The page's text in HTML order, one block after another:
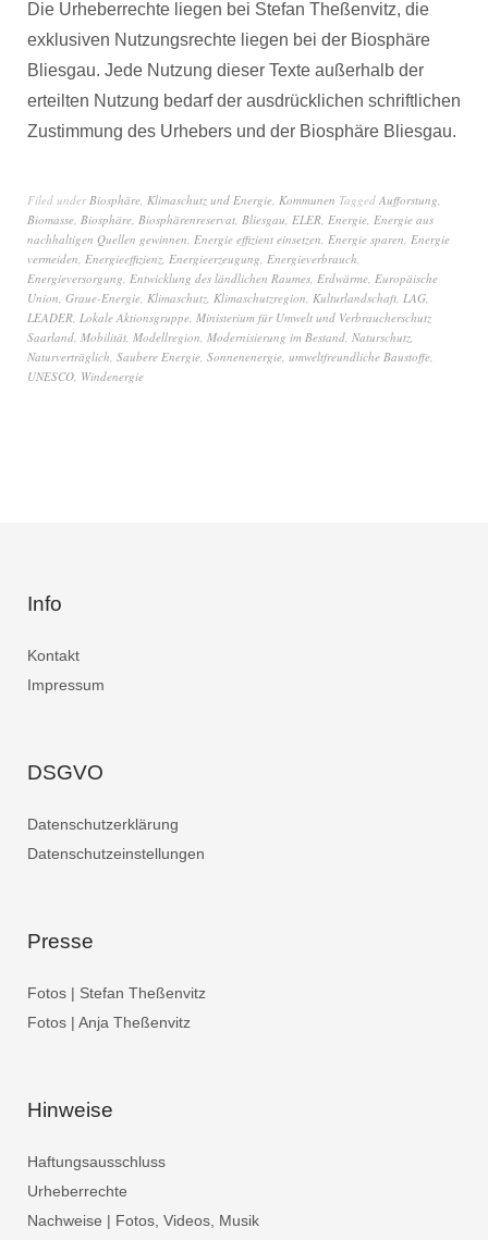
Die Urheberrechte liegen bei Stefan Theßenvitz, die
exklusiven Nutzungsrechte liegen bei der Biosphäre
Bliesgau. Jede Nutzung dieser Texte außerhalb der
erteilten Nutzung bedarf der ausdrücklichen schriftlichen
Zustimmung des Urhebers und der Biosphäre Bliesgau.
Filed underBiosphäre, Klimaschutz und Energie, Kommunen Tagged Aufforstung,
Biomasse, Biosphäre, Biosphärenreservat, Bliesgau, ELER, Energie, Energie aus
nachhaltigen Quellen gewinnen, Energie effizient einsetzen, Energie sparen, Energie
vermeiden, Energieeffizienz, Energieerzeugung, Energieverbrauch,
Energieversorgung, Entwicklung des ländlichen Raumes, Erdwärme, Europäische
Union, Graue-Energie, Klimaschutz, Klimaschutzregion, Kulturlandschaft, LAG,
LEADER, Lokale Aktionsgruppe, Ministerium für Umwelt und Verbraucherschutz
Saarland, Mobilität, Modellregion, Modernisierung im Bestand, Naturschutz,
Naturverträglich, Saubere Energie, Sonnenenergie, umweltfreundliche Baustoffe,
UNESCO, Windenergie
Info
Kontakt
Impressum
DSGVO
Datenschutzerklärung
Datenschutzeinstellungen
Presse
Fotos | Stefan Theßenvitz
Fotos | Anja Theßenvitz
Hinweise
Haftungsausschluss
Urheberrechte
Nachweise | Fotos, Videos, Musik